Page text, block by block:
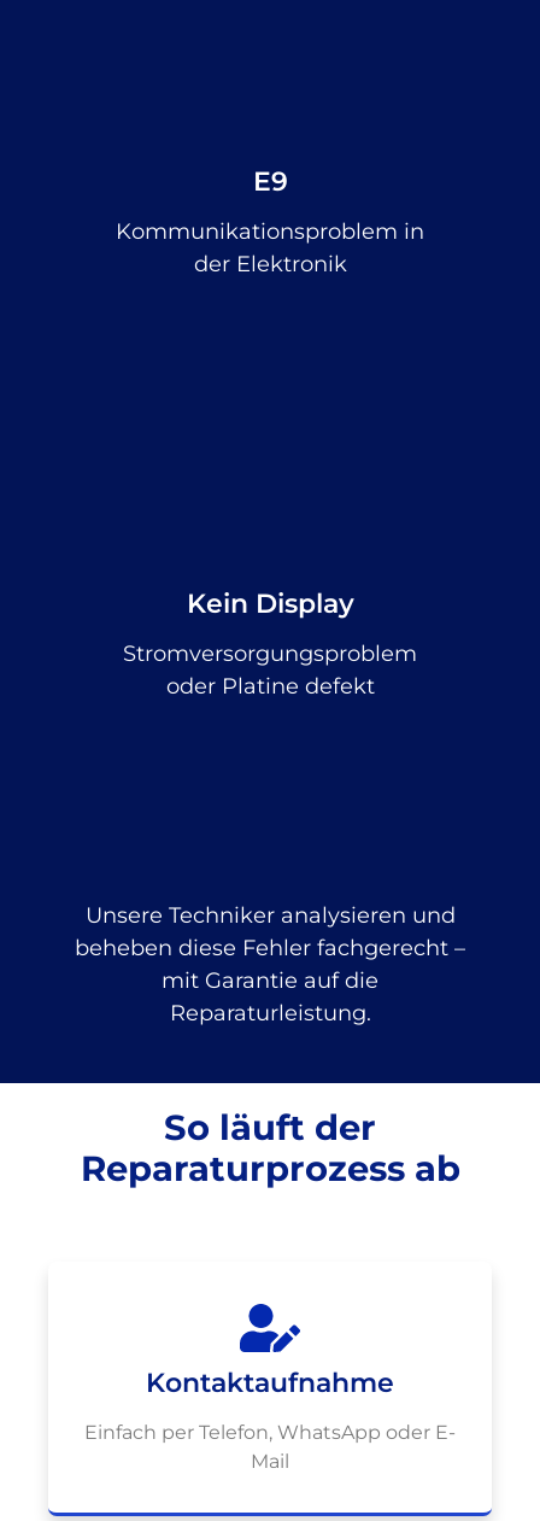
E9
Kommunikationsproblem in
der Elektronik
Kein Display
Stromversorgungsproblem
oder Platine defekt
Unsere Techniker analysieren und
beheben diese Fehler fachgerecht –
mit Garantie auf die
Reparaturleistung.
So läuft der
Reparaturprozess ab
Kontaktaufnahme
Einfach per Telefon, WhatsApp oder E-
Mail